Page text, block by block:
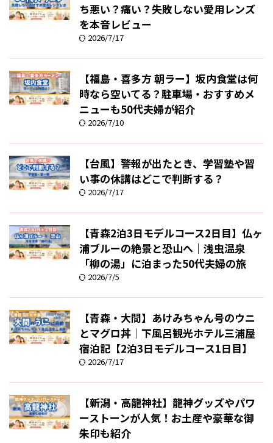
ち悪い？痛い？失敗しない愛用レンズ
を本音レビュー
2026/7/17
【福島・喜多方 朝ラー】坂内食堂は何
時なら空いてる？駐車場・おすすめメ
ニューも50代夫婦が紹介
2026/7/10
【台風】警報が出たとき、学習塾や習
い事の休講はどこで判断する？
2026/7/17
【青森2泊3日モデルコース2日目】仏ヶ
浦ブルーの絶景と恐山へ｜浅虫温泉
「柳の湯」に泊まった50代夫婦の旅
2026/7/5
【青森・大間】あけみちゃん号のウニ
とマグロ丼｜下風呂観光ホテル三浦屋
宿泊記【2泊3日モデルコース1日目】
2026/7/17
【新潟・高龍神社】龍神グッズやパワ
ーストーンが人気！お土産や豪華な御
朱印も紹介